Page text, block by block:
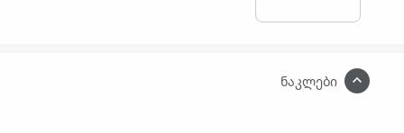
ნაკლები